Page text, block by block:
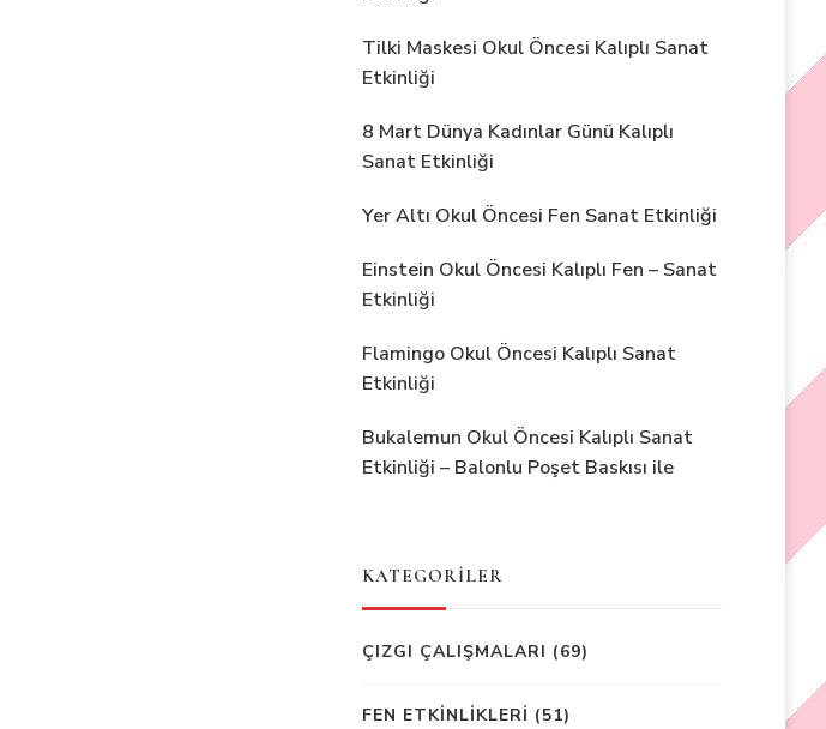
Tilki Maskesi Okul Öncesi Kalıplı Sanat
Etkinliği
8 Mart Dünya Kadınlar Günü Kalıplı
Sanat Etkinliği
Yer Altı Okul Öncesi Fen Sanat Etkinliği
Einstein Okul Öncesi Kalıplı Fen – Sanat
Etkinliği
Flamingo Okul Öncesi Kalıplı Sanat
Etkinliği
Bukalemun Okul Öncesi Kalıplı Sanat
Etkinliği – Balonlu Poşet Baskısı ile
KATEGORİLER
ÇIZGI ÇALIŞMALARI (69)
FEN ETKİNLİKLERİ (51)